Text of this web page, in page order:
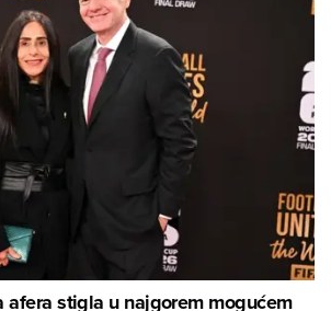
afera stigla u najgorem mogućem